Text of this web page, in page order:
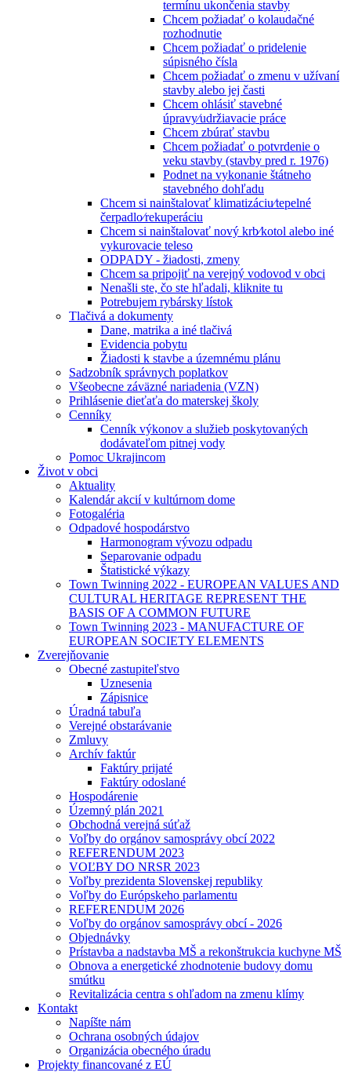
termínu ukončenia stavby
Chcem požiadať o kolaudačné
rozhodnutie
Chcem požiadať o pridelenie
súpisného čísla
Chcem požiadať o zmenu v užívaní
stavby alebo jej časti
Chcem ohlásiť stavebné
úpravy⁄udržiavacie práce
Chcem zbúrať stavbu
Chcem požiadať o potvrdenie o
veku stavby (stavby pred r. 1976)
Podnet na vykonanie štátneho
stavebného dohľadu
Chcem si nainštalovať klimatizáciu⁄tepelné
čerpadlo⁄rekuperáciu
Chcem si nainštalovať nový krb⁄kotol alebo iné
vykurovacie teleso
ODPADY - žiadosti, zmeny
Chcem sa pripojiť na verejný vodovod v obci
Nenašli ste, čo ste hľadali, kliknite tu
Potrebujem rybársky lístok
Tlačivá a dokumenty
Dane, matrika a iné tlačivá
Evidencia pobytu
Žiadosti k stavbe a územnému plánu
Sadzobník správnych poplatkov
Všeobecne záväzné nariadenia (VZN)
Prihlásenie dieťaťa do materskej školy
Cenníky
Cenník výkonov a služieb poskytovaných
dodávateľom pitnej vody
Pomoc Ukrajincom
Život v obci
Aktuality
Kalendár akcií v kultúrnom dome
Fotogaléria
Odpadové hospodárstvo
Harmonogram vývozu odpadu
Separovanie odpadu
Štatistické výkazy
Town Twinning 2022 - EUROPEAN VALUES AND
CULTURAL HERITAGE REPRESENT THE
BASIS OF A COMMON FUTURE
Town Twinning 2023 - MANUFACTURE OF
EUROPEAN SOCIETY ELEMENTS
Zverejňovanie
Obecné zastupiteľstvo
Uznesenia
Zápisnice
Úradná tabuľa
Verejné obstarávanie
Zmluvy
Archív faktúr
Faktúry prijaté
Faktúry odoslané
Hospodárenie
Územný plán 2021
Obchodná verejná súťaž
Voľby do orgánov samosprávy obcí 2022
REFERENDUM 2023
VOĽBY DO NRSR 2023
Voľby prezidenta Slovenskej republiky
Voľby do Európskeho parlamentu
REFERENDUM 2026
Voľby do orgánov samosprávy obcí - 2026
Objednávky
Prístavba a nadstavba MŠ a rekonštrukcia kuchyne MŠ
Obnova a energetické zhodnotenie budovy domu
smútku
Revitalizácia centra s ohľadom na zmenu klímy
Kontakt
Napíšte nám
Ochrana osobných údajov
Organizácia obecného úradu
Projekty financované z EÚ